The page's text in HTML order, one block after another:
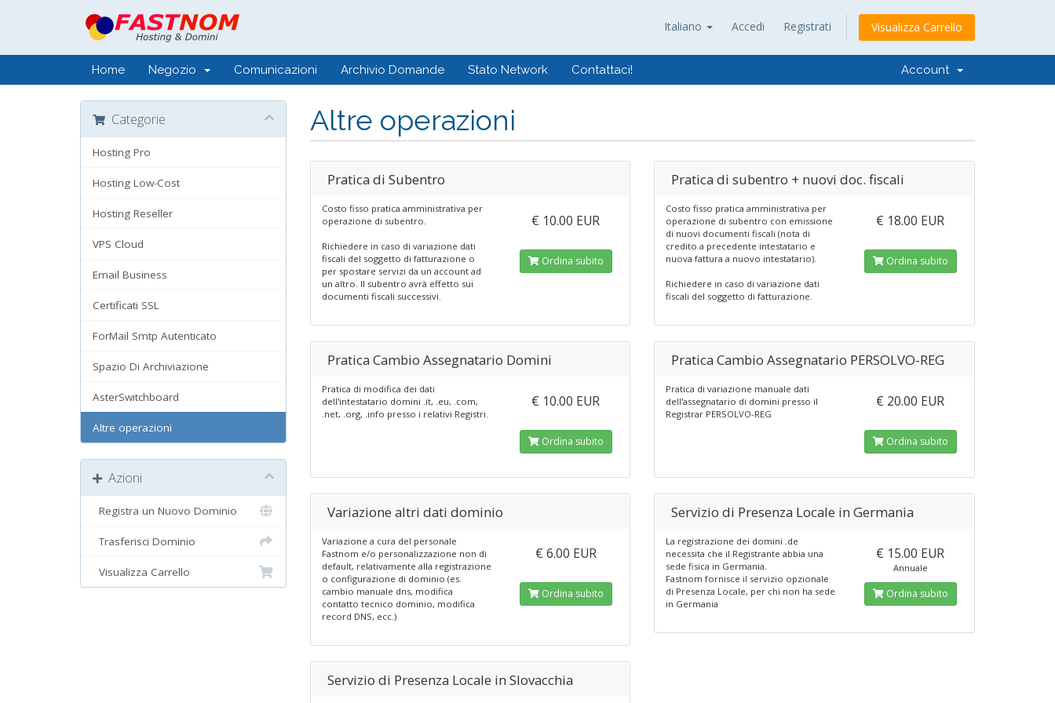
Italiano Accedi Registrati Visualizza Carrello
Home Negozio Comunicazioni Archivio Domande Stato Network Contattaci! Account
Altre operazioni
Categorie
Hosting Pro
Hosting Low-Cost
Hosting Reseller
VPS Cloud
Email Business
Certificati SSL
ForMail Smtp Autenticato
Spazio Di Archiviazione
AsterSwitchboard
Altre operazioni
Azioni
Registra un Nuovo Dominio
Trasferisci Dominio
Visualizza Carrello
Pratica di Subentro
Costo fisso pratica amministrativa per
operazione di subentro.
Richiedere in caso di variazione dati
fiscali del soggetto di fatturazione o
per spostare servizi da un account ad
un altro. Il subentro avrà effetto sui
documenti fiscali successivi.
€ 10.00 EUR
Ordina subito
Pratica di subentro + nuovi doc. fiscali
Costo fisso pratica amministrativa per
operazione di subentro con emissione
di nuovi documenti fiscali (nota di
credito a precedente intestatario e
nuova fattura a nuovo intestatario).
Richiedere in caso di variazione dati
fiscali del soggetto di fatturazione.
€ 18.00 EUR
Ordina subito
Pratica Cambio Assegnatario Domini
Pratica di modifica dei dati
dell'intestatario domini .it, .eu, .com,
.net, .org, .info presso i relativi Registri.
€ 10.00 EUR
Ordina subito
Pratica Cambio Assegnatario PERSOLVO-REG
Pratica di variazione manuale dati
dell'assegnatario di domini presso il
Registrar PERSOLVO-REG
€ 20.00 EUR
Ordina subito
Variazione altri dati dominio
Variazione a cura del personale
Fastnom e/o personalizzazione non di
default, relativamente alla registrazione
o configurazione di dominio (es.
cambio manuale dns, modifica
contatto tecnico dominio, modifica
record DNS, ecc.)
€ 6.00 EUR
Ordina subito
Servizio di Presenza Locale in Germania
La registrazione dei domini .de
necessita che il Registrante abbia una
sede fisica in Germania.
Fastnom fornisce il servizio opzionale
di Presenza Locale, per chi non ha sede
in Germania
€ 15.00 EUR
Annuale
Ordina subito
Servizio di Presenza Locale in Slovacchia